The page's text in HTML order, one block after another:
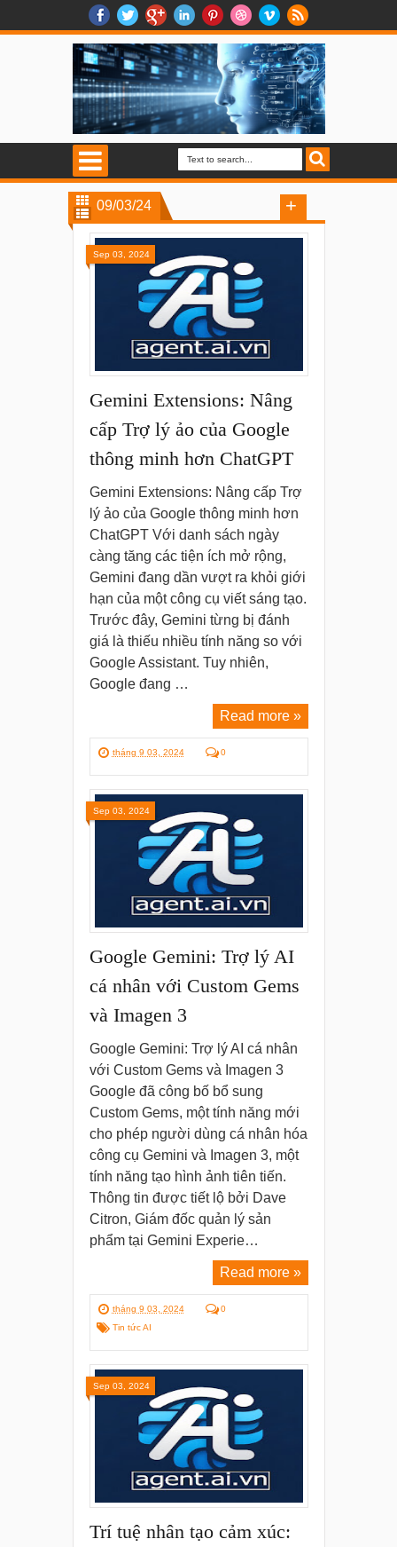
09/03/24
Gemini Extensions: Nâng
cấp Trợ lý ảo của Google
thông minh hơn ChatGPT
Gemini Extensions: Nâng cấp Trợ
lý ảo của Google thông minh hơn
ChatGPT Với danh sách ngày
càng tăng các tiện ích mở rộng,
Gemini đang dần vượt ra khỏi giới
hạn của một công cụ viết sáng tạo.
Trước đây, Gemini từng bị đánh
giá là thiếu nhiều tính năng so với
Google Assistant. Tuy nhiên,
Google đang …
Read more »
tháng 9 03, 2024 0
Sep 03, 2024
Google Gemini: Trợ lý AI
cá nhân với Custom Gems
và Imagen 3
Google Gemini: Trợ lý AI cá nhân
với Custom Gems và Imagen 3
Google đã công bố bổ sung
Custom Gems, một tính năng mới
cho phép người dùng cá nhân hóa
công cụ Gemini và Imagen 3, một
tính năng tạo hình ảnh tiên tiến.
Thông tin được tiết lộ bởi Dave
Citron, Giám đốc quản lý sản
phẩm tại Gemini Experie…
Read more »
tháng 9 03, 2024
0
Tin tức AI
Sep 03, 2024
Trí tuệ nhân tạo cảm xúc:
Sep 03, 2024